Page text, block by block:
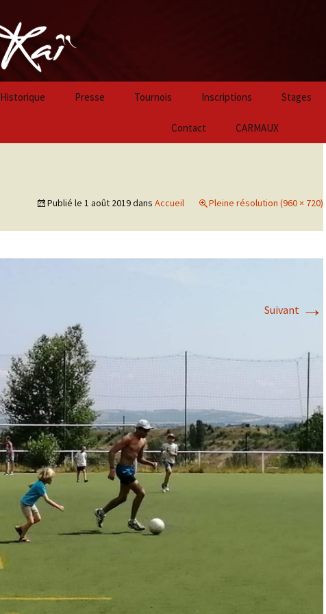
contenu
Historique
Historique 2016-2017
Historique 2015-2016
Presse Tournois Inscriptions Stages
Contact CARMAUX
Publié le 1 août 2019dans Accueil Pleine résolution (960 × 720)
Suivant →